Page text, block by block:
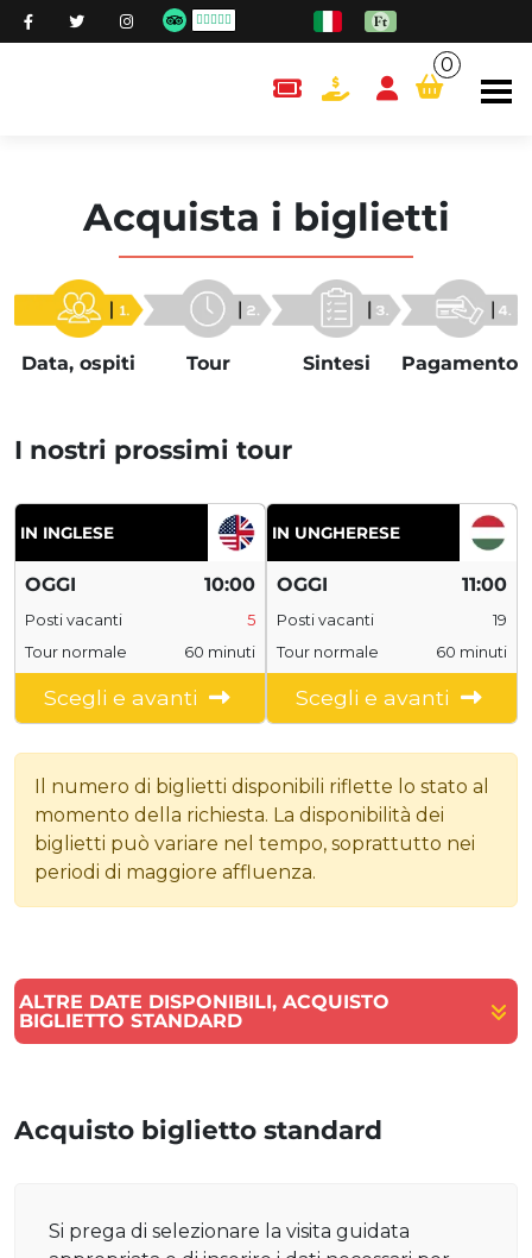
content.cart
0
Acquista i biglietti
Data, ospiti Tour Sintesi Pagamento
I nostri prossimi tour
IN INGLESE
OGGI 10:00
Posti vacanti
5
Tour normale
60 minuti
Scegli e avanti
IN UNGHERESE
OGGI 11:00
Posti vacanti
19
Tour normale
60 minuti
Scegli e avanti
Il numero di biglietti disponibili riflette lo stato al
momento della richiesta. La disponibilità dei
biglietti può variare nel tempo, soprattutto nei
periodi di maggiore affluenza.
ALTRE DATE DISPONIBILI, ACQUISTO
BIGLIETTO STANDARD
Acquisto biglietto standard
Si prega di selezionare la visita guidata